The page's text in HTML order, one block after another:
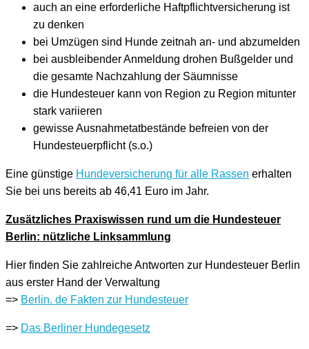
auch an eine erforderliche Haftpflichtversicherung ist
zu denken
bei Umzügen sind Hunde zeitnah an- und abzumelden
bei ausbleibender Anmeldung drohen Bußgelder und
die gesamte Nachzahlung der Säumnisse
die Hundesteuer kann von Region zu Region mitunter
stark variieren
gewisse Ausnahmetatbestände befreien von der
Hundesteuerpflicht (s.o.)
Eine günstige Hundeversicherung für alle Rassen erhalten
Sie bei uns bereits ab 46,41 Euro im Jahr.
Zusätzliches Praxiswissen rund um die Hundesteuer
Berlin: nützliche Linksammlung
Hier finden Sie zahlreiche Antworten zur Hundesteuer Berlin
aus erster Hand der Verwaltung
=> Berlin. de Fakten zur Hundesteuer
=> Das Berliner Hundegesetz